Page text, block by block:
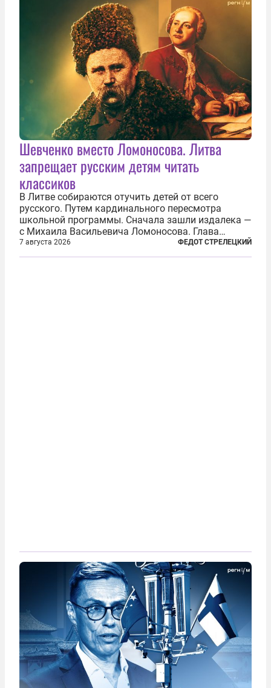
Шевченко вместо Ломоносова. Литва
запрещает русским детям читать
классиков
В Литве собираются отучить детей от всего
русского. Путем кардинального пересмотра
школьной программы. Сначала зашли издалека —
с Михаила Васильевича Ломоносова. Глава
правительства Литвы Миндаугас Синкявичюс
предложил исключить его тексты из программ
7 августа 2026 ФЕДОТ СТРЕЛЕЦКИЙ